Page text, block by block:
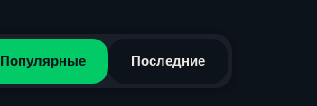
Популярные Последние